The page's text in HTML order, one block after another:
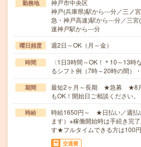
勤務地
神戸市中央区
神戸(兵庫県)駅から---分／三ノ
急・神戸高速)駅から---分／三
速神戸駅から---分
曜日頻度 週2日～OK（月～金）
時間
〈1日3時間～OK！＊10～13
るシフト例（7時～20時の間）
期間
最短2ヶ月～長期 ★急募 ★8月
もOK！開始日ご相談ください。
時給
時給1650円～ ★日払い／週払
ます）※稼働開始時は手続き完
す★フルタイムできる方は100円
交通費